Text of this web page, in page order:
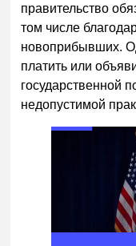
правительство
том числе
новоприбывших.
платить или
государственной
недопустимой